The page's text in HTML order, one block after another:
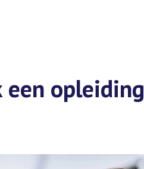
een opleiding